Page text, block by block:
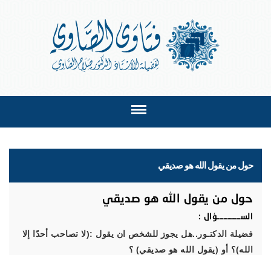
حول من يقول الله هو صديقي
حول من يقول الله هو صديقي
الســـــــــــؤال :
فضيلة الدكتـور..هل يجوز للشخص ان يقول :(لا تصاحب أحدًا إلا
الله)؟ أو (يقول الله هو صديقي) ؟